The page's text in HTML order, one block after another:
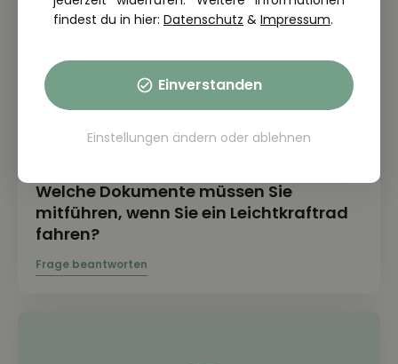
Welche Dokumente müssen Sie
mitführen, wenn Sie ein Leichtkraftrad
fahren?
findest du in hier: Datenschutz & Impressum.
Einverstanden
Einstellungen ändern oder ablehnen